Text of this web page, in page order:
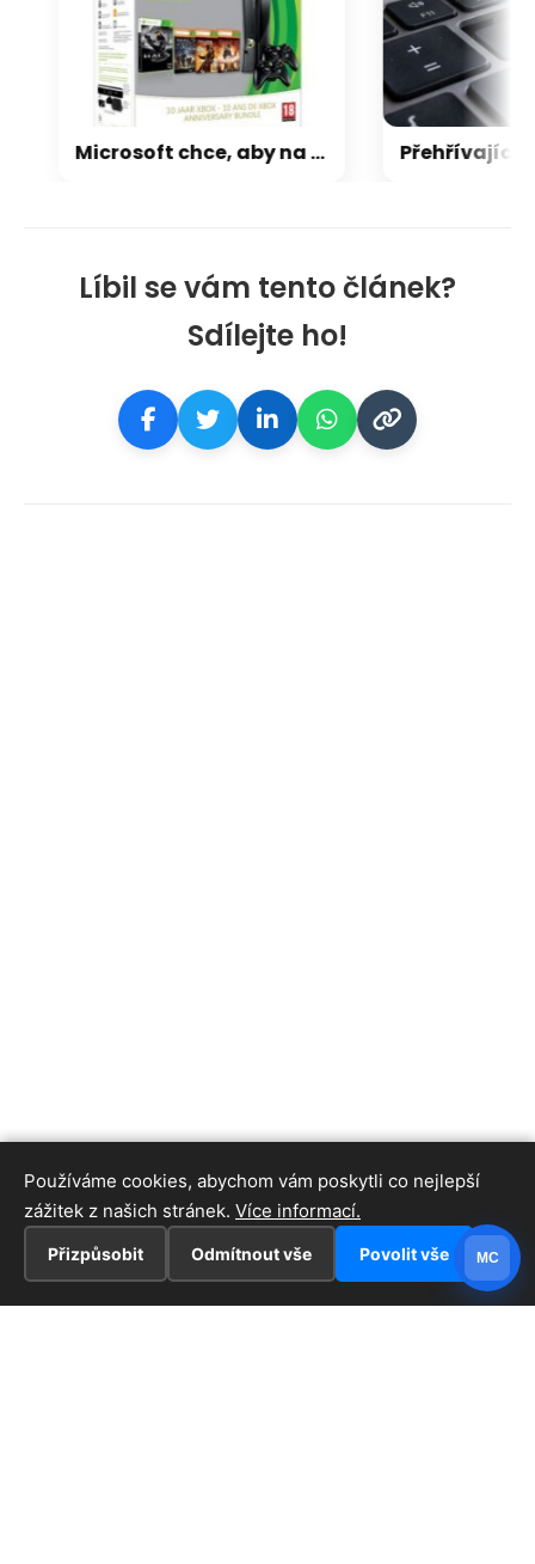
Líbil se vám tento článek?
Sdílejte ho!
Microsoft chce, aby na Xbox Helix běhaly všechny hry, které kdy vyšly pro Xbox
Používáme cookies, abychom vám poskytli co nejlepší
zážitek z našich stránek. Více informací.
Přizpůsobit Odmítnout vše Povolit vše MC